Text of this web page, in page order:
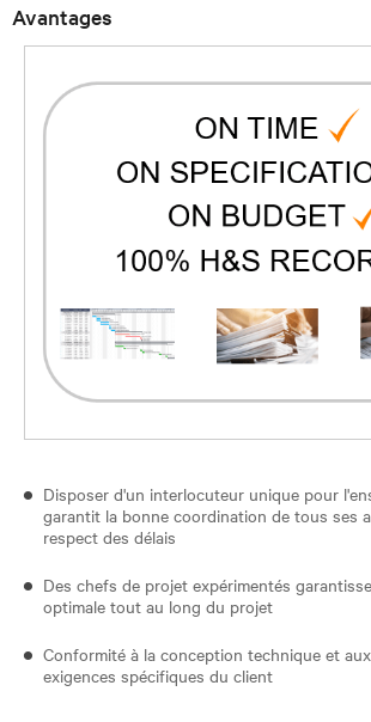
Avantages
Disposer d'un interlocuteur unique pour
garantit la bonne coordination de tous ses
respect des délais
Des chefs de projet expérimentés
optimale tout au long du projet
Conformité à la conception technique et aux
exigences spécifiques du client